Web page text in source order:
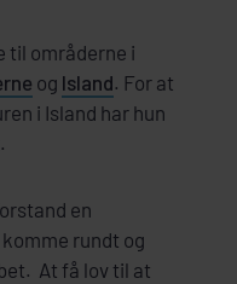
til områderne i
og Island. For at
i Island har hun
en
rundt og
At få lov til at